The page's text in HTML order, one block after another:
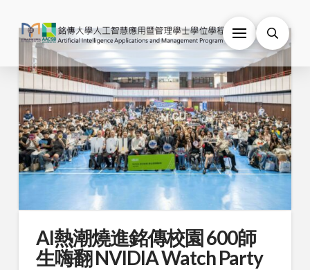
AI熱潮燒進銘傳校園 600師
生嗨翻 NVIDIA Watch Party